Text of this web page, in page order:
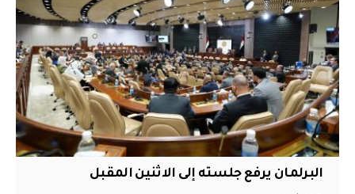
البرلمان يرفع جلسته إلى الاثنين المقبل